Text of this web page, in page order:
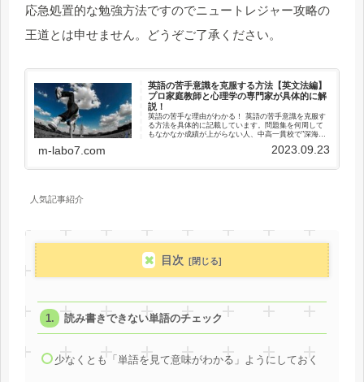
応急処置的な勉強方法ですのでニュートレジャー攻略の
王道とは申せません。どうぞご了承ください。
英語の苦手意識を克服する方法【英文法編】
プロ家庭教師と心理学の専門家が具体的に解
説！
英語の苦手な理由がわかる！ 英語の苦手意識を克服す
る方法を具体的に記載しています。問題集を何周して
もなかなか成績が上がらない人、中高一貫校で"深海
校受験・大学受験で英語に自信がない人、ぜひご覧く
m-labo7.com 2023.09.23
人気記事紹介
目次
読み書きできない単語のチェック
少なくとも「単語を見て意味がわかる」ようにしておく